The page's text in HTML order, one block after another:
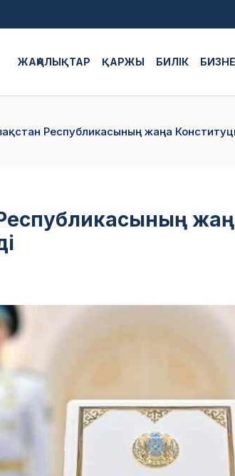
ЖАҢАЛЫҚТАР ҚАРЖЫ БИЛІК
Республикасының жаңа
Республикасының